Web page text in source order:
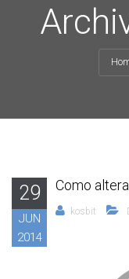
29
JUN
2014
Como
kosbit